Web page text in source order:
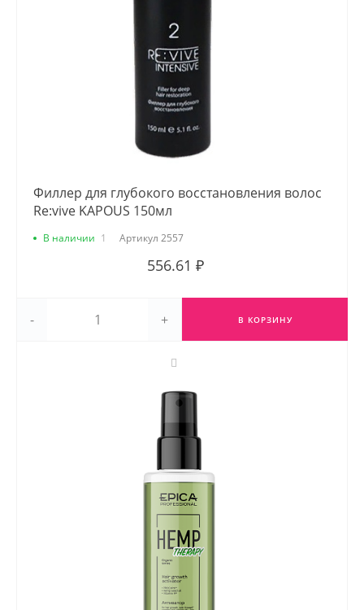
Филлер для глубокого восстановления волос
Re:vive KAPOUS 150мл
В наличии 1 Артикул 2557
556.61 ₽
- + В КОРЗИНУ